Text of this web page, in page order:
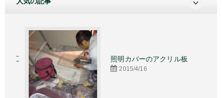
照明カバーのアクリル板
2015/4/16